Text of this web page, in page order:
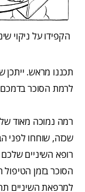
הקפידו על ניקוי
תכננו מראש.
לרמת הסוכר בדמכם
רמה נמוכה מאוד
שכזה, שוחחו לפני
רופא השיניים
הסוכר בזמן
למרפאת השיניים